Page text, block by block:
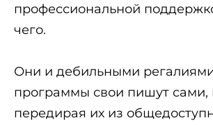
профессиональной
чего.
Они и дебильными регалиями
программы свои пишут сами,
передирая их из